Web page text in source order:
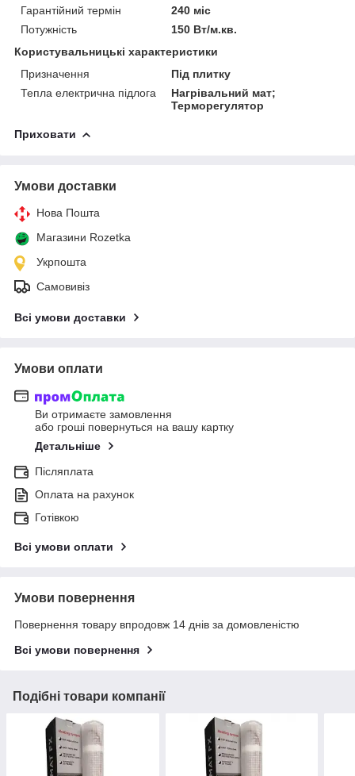
Гарантійний термін
240 міс
Потужність
150 Вт/м.кв.
Користувальницькі характеристики
Призначення
Під плитку
Тепла електрична підлога
Нагрівальний мат;
Терморегулятор
Приховати
Умови доставки
Нова Пошта
Магазини Rozetka
Укрпошта
Самовивіз
Всі умови доставки
Умови оплати
Ви отримаєте замовлення
або гроші повернуться на вашу картку
Детальніше
Післяплата
Оплата на рахунок
Готівкою
Всі умови оплати
Умови повернення
Повернення товару впродовж 14 днів за домовленістю
Всі умови повернення
Подібні товари компанії